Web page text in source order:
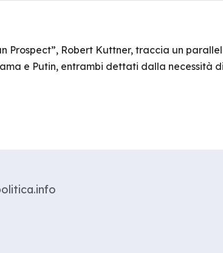
Prospect”, Robert Kuttner, traccia un
e Putin, entrambi dettati dalla necessità